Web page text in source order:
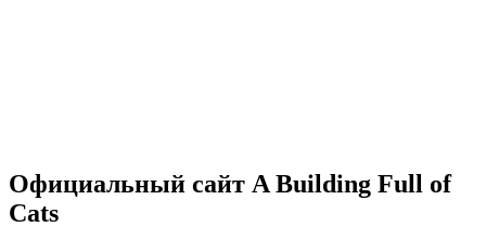
Официальный сайт A Building Full of
Cats